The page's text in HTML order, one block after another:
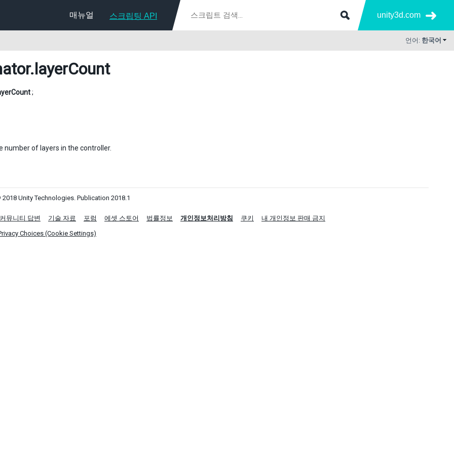
매뉴얼 스크립팅 API unity3d.com
언어: 한국어
.layerCount
;
number of layers in the controller.
Unity Technologies. Publication 2018.1
커뮤니티 답변 기술 자료 포럼 에셋 스토어 법률정보 개인정보처리방침 쿠키
내 개인정보 판매 금지
Choices (Cookie Settings)